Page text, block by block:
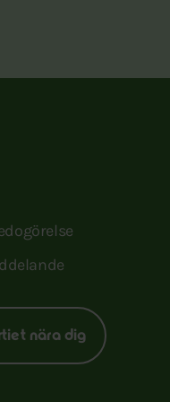
nära dig